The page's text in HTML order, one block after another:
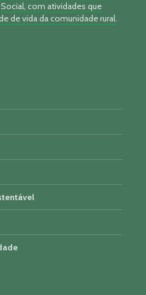
com atividades que
de vida da comunidade rural.